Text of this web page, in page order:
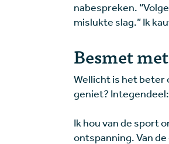
nabespreken.
mislukte slag.” Ik
Besmet
Wellicht is het beter
geniet?
Ik hou van de sport
ontspanning. Van